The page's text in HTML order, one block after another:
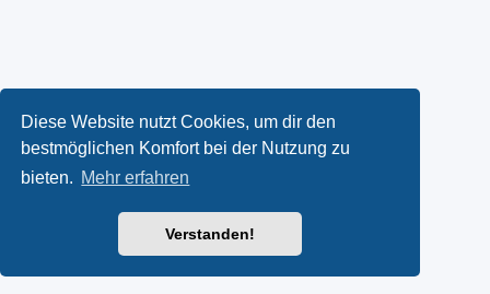
Diese Website nutzt Cookies, um dir den
bestmöglichen Komfort bei der Nutzung zu
bieten. Mehr erfahren
Verstanden!